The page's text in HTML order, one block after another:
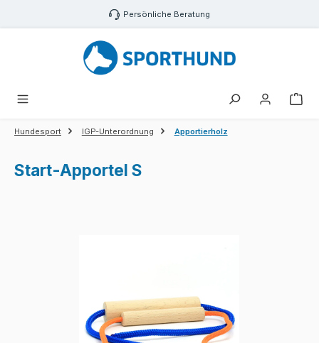
Zum Hauptinhalt springen Persönliche Beratung
Hundesport IGP-Unterordnung Apportierholz
Start-Apportel S